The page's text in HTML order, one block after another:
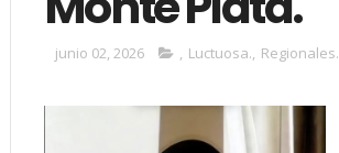
junio 02, 2026 , Luctuosa., Regionales.